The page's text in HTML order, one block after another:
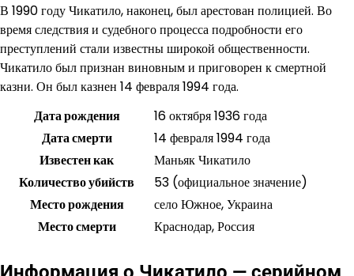
В 1990 году Чикатило, наконец, был арестован полицией. Во
время следствия и судебного процесса подробности его
преступлений стали известны широкой общественности.
Чикатило был признан виновным и приговорен к смертной
казни. Он был казнен 14 февраля 1994 года.
Дата рождения
16 октября 1936 года
Дата смерти
14 февраля 1994 года
Известен как
Маньяк Чикатило
Количество убийств
53 (официальное значение)
Место рождения
село Южное, Украина
Место смерти
Краснодар, Россия